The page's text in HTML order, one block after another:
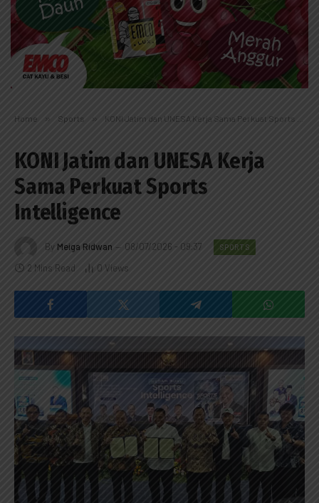
Home » Sports » KONI Jatim dan UNESA Kerja Sama Perkuat Sports Intelligence
KONI Jatim dan UNESA Kerja
Sama Perkuat Sports
Intelligence
By Meiga Ridwan 08/07/2026 - 09:37 SPORTS
2 Mins Read 0 Views